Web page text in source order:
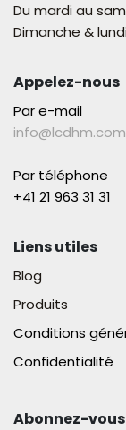
Du mardi au
Dimanche &
Appelez-nous
Par e-mail
info@lcdhm.com
Par téléphone
+41 21 963 31 31​
Liens utiles
Blog
Produits
Conditions
Confidentialité
Abonnez-